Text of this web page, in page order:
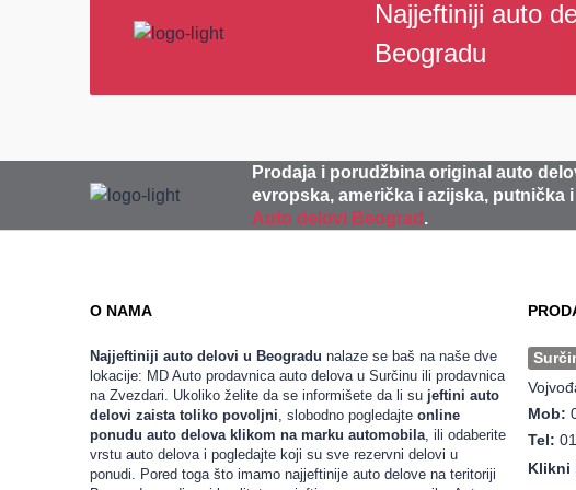
Najjeftiniji auto
Beogradu
Prodaja i porudžbina original auto
evropska, američka i azijska, putnička
Auto delovi Beograd .
O NAMA
Najjeftiniji auto delovi u Beogradu nalaze se baš na naše dve
lokacije: MD Auto prodavnica auto delova u Surčinu ili prodavnica
na Zvezdari. Ukoliko želite da se informišete da li su jeftini auto
delovi zaista toliko povoljni , slobodno pogledajte online
ponudu auto delova klikom na marku automobila , ili odaberite
vrstu auto delova i pogledajte koji su sve rezervni delovi u
ponudi. Pored toga što imamo najjeftinije auto delove na teritoriji
Mob:
Tel:
Klikni